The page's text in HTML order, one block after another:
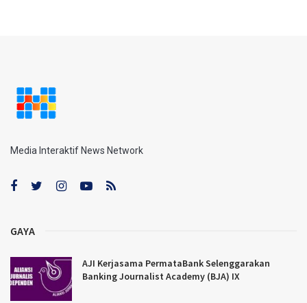
Media Interaktif News Network
GAYA
AJI Kerjasama PermataBank Selenggarakan
Banking Journalist Academy (BJA) IX